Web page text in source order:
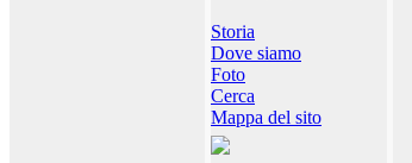
Storia
Dove siamo
Foto
Cerca
Mappa del sito